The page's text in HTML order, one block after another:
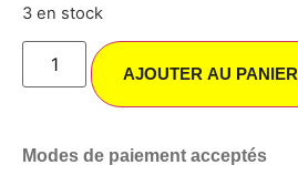
3 en stock
AJOUTER AU PANIER
Modes de paiement acceptés